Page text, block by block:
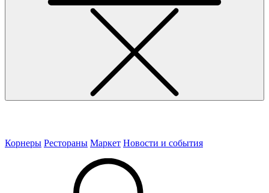
Корнеры Рестораны Маркет Новости и события